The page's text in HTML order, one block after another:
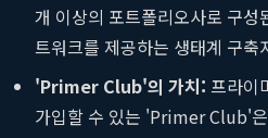
개 이상의 포트폴리오사로 구
트워크를 제공하는 생태계 구축
'Primer Club'의 가치: 프라이
가입할 수 있는 'Primer Club'